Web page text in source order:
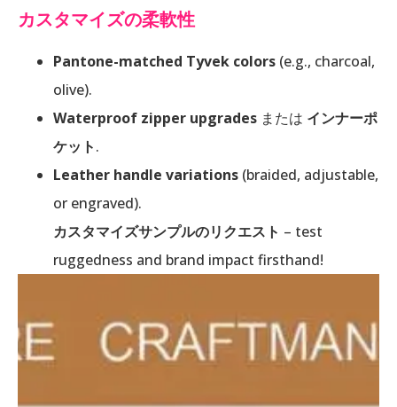
カスタマイズの柔軟性
Pantone-matched Tyvek colors (e.g., charcoal,
olive).
Waterproof zipper upgrades または インナーポ
ケット.
Leather handle variations (braided, adjustable,
or engraved).
カスタマイズサンプルのリクエスト – test
ruggedness and brand impact firsthand!